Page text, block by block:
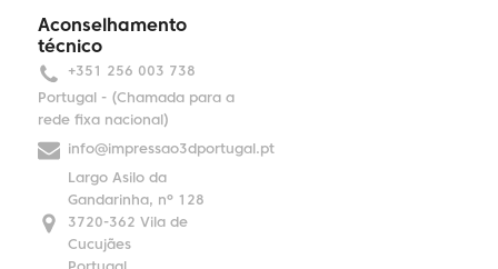
Aconselhamento
técnico
+351 256 003 738
Portugal - (Chamada para a
rede fixa nacional)
info@impressao3dportugal.pt
Largo Asilo da
Gandarinha, nº 128
3720-362 Vila de
Cucujães